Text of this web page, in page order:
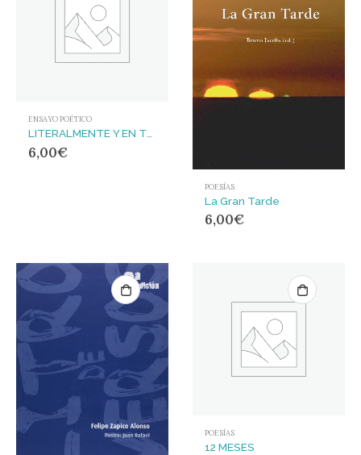
ENSAYO POÉTICO
LITERALMENTE Y EN TODOS LOS SENTIDOS
6,00€
POESÍAS
La Gran Tarde
6,00€
POESÍAS
12 MESES